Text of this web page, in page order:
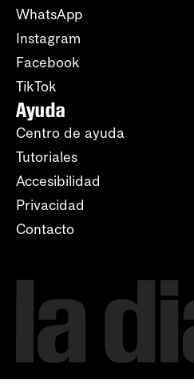
WhatsApp
Instagram
Facebook
TikTok
Ayuda
Centro de ayuda
Tutoriales
Accesibilidad
Privacidad
Contacto